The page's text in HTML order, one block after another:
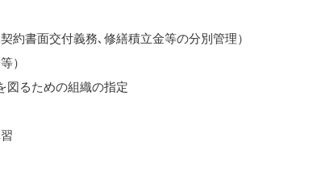
面交付義務､修繕積立金等の分別管理）
）
るための組織の指定